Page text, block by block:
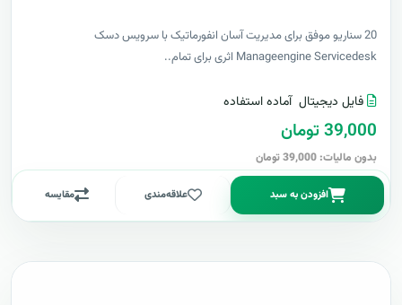
20 سناریو موفق برای مدیریت آسان انفورماتیک با سرویس دسک
Manageengine Servicedesk اثری برای تمام..
فایل دیجیتال آماده استفاده
39,000 تومان
بدون مالیات: 39,000 تومان
افزودن به سبد علاقه‌مندی مقایسه